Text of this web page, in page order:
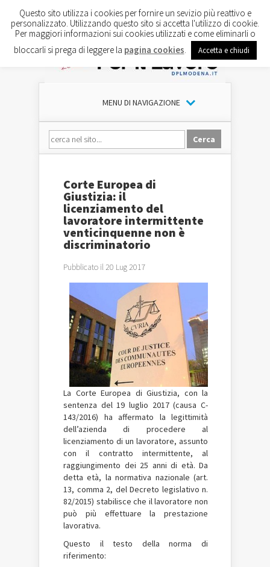
MENU DI NAVIGAZIONE
Corte Europea di
Giustizia: il
licenziamento del
lavoratore intermittente
venticinquenne non è
discriminatorio
Pubblicato il 20 Lug 2017
La Corte Europea di Giustizia, con la
sentenza del 19 luglio 2017 (causa C-
143/2016) ha affermato la legittimità
dell’azienda di procedere al
licenziamento di un lavoratore, assunto
con il contratto intermittente, al
raggiungimento dei 25 anni di età. Da
detta età, la normativa nazionale (art.
13, comma 2, del Decreto legislativo n.
82/2015) stabilisce che il lavoratore non
può più effettuare la prestazione
lavorativa.
Questo il testo della norma di
riferimento:
Questo sito utilizza i cookies per fornire un sevizio più reattivo e
personalizzato. Utilizzando questo sito si accetta l'utilizzo di cookie.
Per maggiori informazioni sui cookies utilizzati e come eliminarli o
bloccarli si prega di leggere la pagina cookies Accetta e chiudi